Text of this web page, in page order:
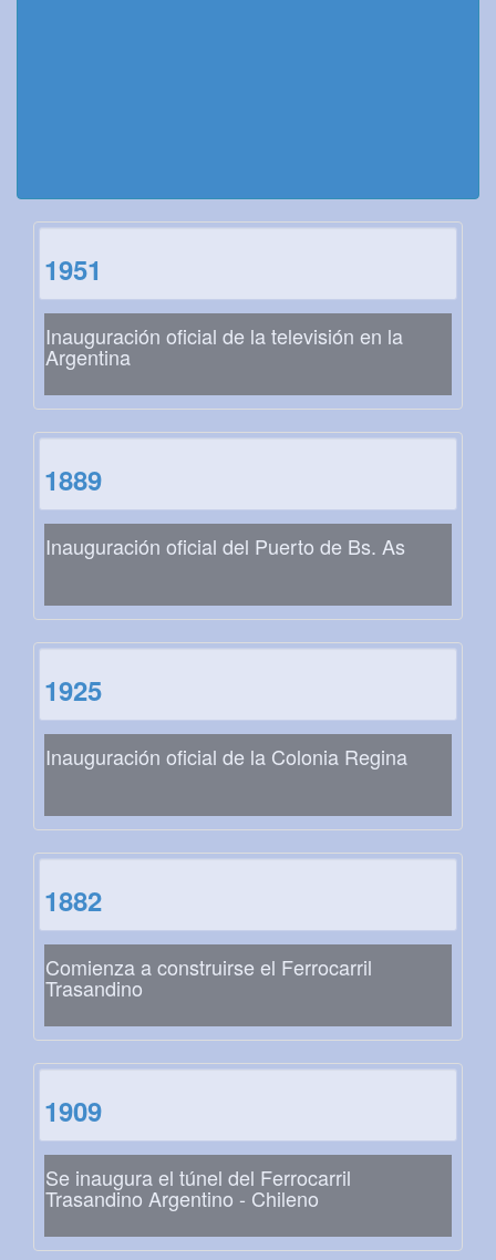
1951
Inauguración oficial de la televisión en la
Argentina
1889
Inauguración oficial del Puerto de Bs. As
1925
Inauguración oficial de la Colonia Regina
1882
Comienza a construirse el Ferrocarril
Trasandino
1909
Se inaugura el túnel del Ferrocarril
Trasandino Argentino - Chileno